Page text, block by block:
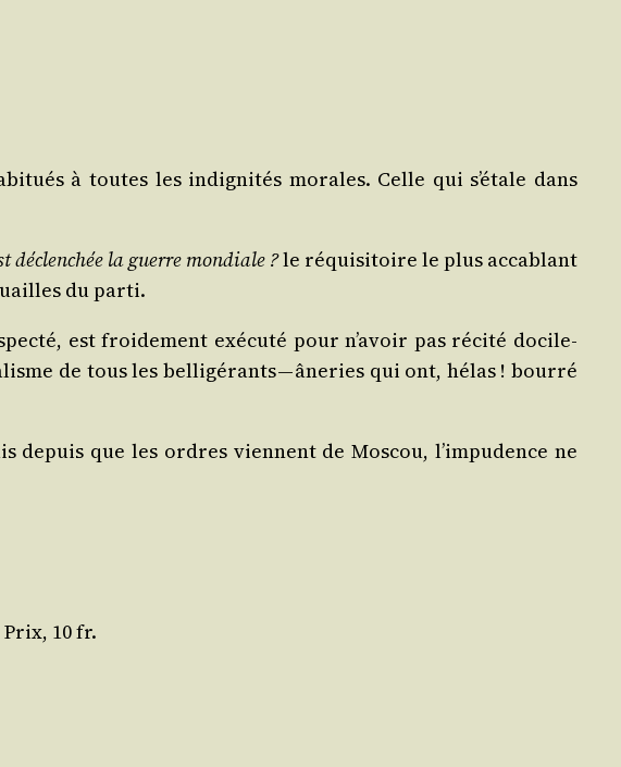
à toutes les indi­gni­tés morales. Celle qui s’étale dans
déclen­chée la guerre mon­diale ?le réqui­si­toire le plus acca­blant
du parti.
est froi­de­ment exé­cu­té pour n’avoir pas réci­té doci­le­
de tous les bel­li­gé­rants — âne­ries qui ont, hélas ! bour­ré
depuis que les ordres viennent de Mos­cou, l’impudence ne
10 fr.